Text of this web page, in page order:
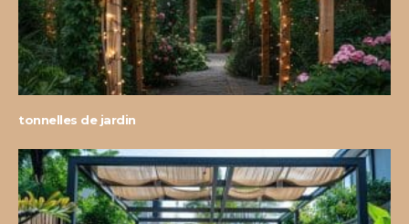
tonnelles de jardin